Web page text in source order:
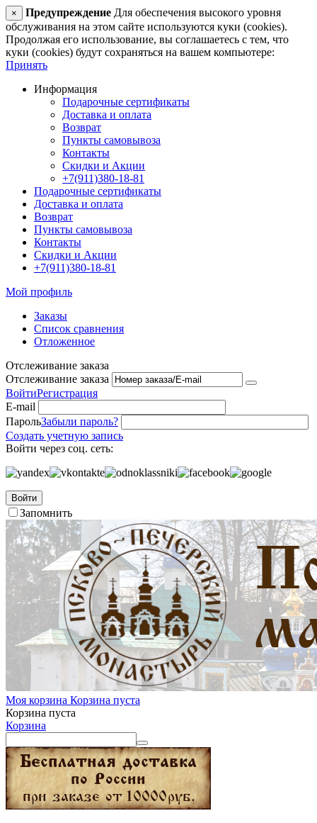
× Предупреждение Для обеспечения высокого уровня
обслуживания на этом сайте используются куки (cookies).
Продолжая его использование, вы соглашаетесь с тем, что
куки (cookies) будут сохраняться на вашем компьютере:
Принять
Информация
Подарочные сертификаты
Доставка и оплата
Возврат
Пункты самовывоза
Контакты
Скидки и Акции
+7(911)380-18-81
Подарочные сертификаты
Доставка и оплата
Возврат
Пункты самовывоза
Контакты
Скидки и Акции
+7(911)380-18-81
Мой профиль
Заказы
Список сравнения
Отложенное
Отслеживание заказа
Отслеживание заказа
ВойтиРегистрация
E-mail
ПарольЗабыли пароль?
Создать учетную запись
Войти через соц. сеть:
Войти
Запомнить
Моя корзина Корзина пуста
Корзина пуста
Корзина